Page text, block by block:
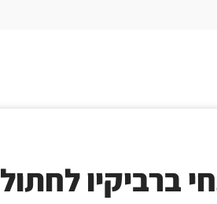
ברביקיו לחתול